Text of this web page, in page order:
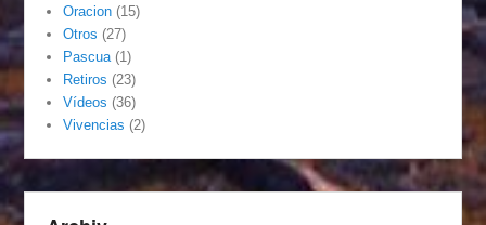
Oracion (15)
Otros (27)
Pascua (1)
Retiros (23)
Vídeos (36)
Vivencias (2)